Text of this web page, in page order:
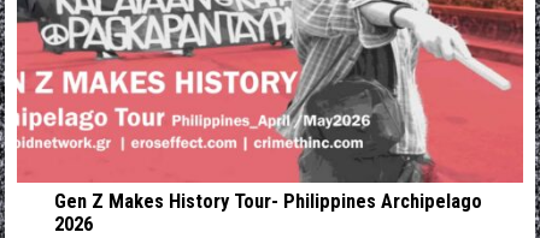
Gen Z Makes History Tour- Philippines Archipelago
2026